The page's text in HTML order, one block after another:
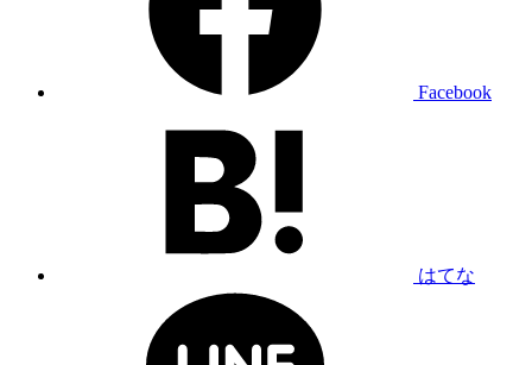
Facebook
はてな